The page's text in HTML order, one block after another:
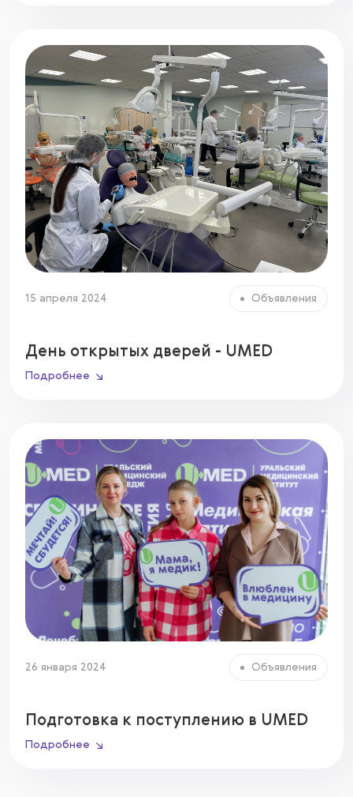
15 апреля 2024 Объявления
День открытых дверей - UMED
Подробнее
26 января 2024 Объявления
Подготовка к поступлению в UMED
Подробнее